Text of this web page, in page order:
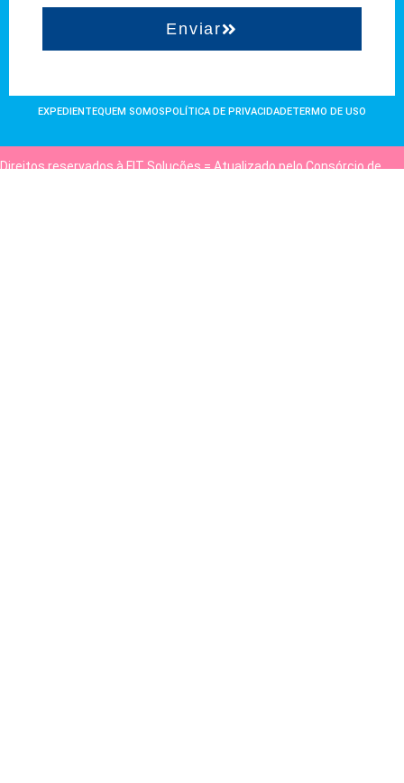
Enviar
EXPEDIENTEQUEM SOMOS POLÍTICA DE PRIVACIDADETERMO DE USO
Direitos reservados à FIT Soluções = Atualizado pelo Consórcio de